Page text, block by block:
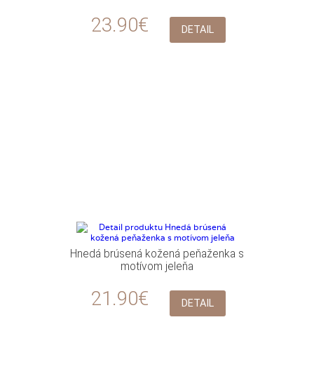
23.90€ DETAIL
Hnedá brúsená kožená peňaženka s
motívom jeleňa
21.90€ DETAIL